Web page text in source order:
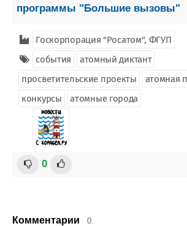
программы "Большие вызовы"
Госкорпорация "Росатом", ФГУП
события
атомный диктант
просветительские проекты
атомная
конкурсы
атомные города
0
Комментарии 0.